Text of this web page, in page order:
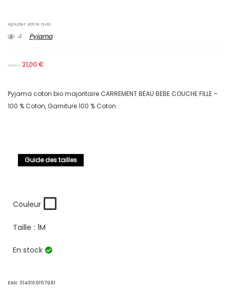
Ajouter votre avis
4 Pyjama
35,00€ 21,00€
Pyjama coton bio majoritaire CARREMENT BEAU BEBE COUCHE FILLE –
100 % Coton, Garniture 100 % Coton
Guide des tailles
Couleur
Taille : 1M
En stock
EAN: 3143169157981